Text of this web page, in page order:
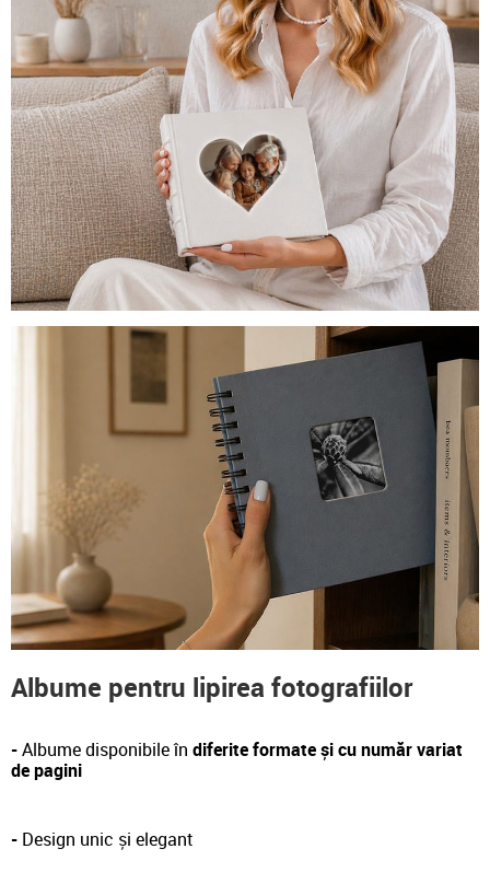
Albume pentru lipirea fotografiilor
-Albume disponibile în diferite formate și cu număr variat
de pagini
- Design unic și elegant